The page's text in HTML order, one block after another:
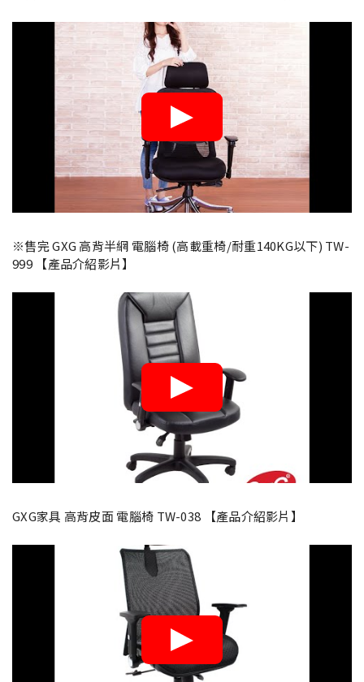
※售完 GXG 高背半網 電腦椅 (高載重椅/耐重140KG以下) TW-
999 【產品介紹影片】
GXG家具 高背皮面 電腦椅 TW-038 【產品介紹影片】